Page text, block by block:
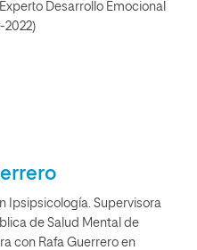
Desarrollo Emocional
2022)
Ipsipsicología. Supervisora
de Salud Mental de
con Rafa Guerrero en